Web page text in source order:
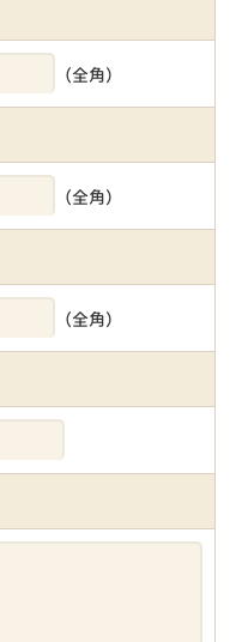
（全角）
（全角）
（全角）